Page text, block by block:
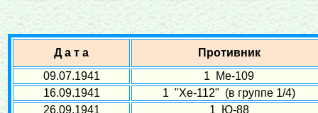
Д а т а
Противник
09.07.1941
1 Ме-109
16.09.1941
1 "Хе-112" (в группе 1/4)
26.09.1941
1 Ю-88